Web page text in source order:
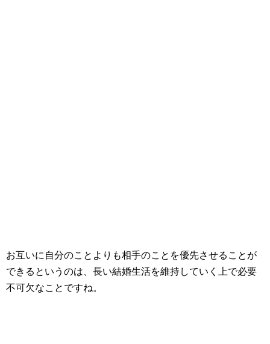
お互いに自分のことよりも相手のことを優先させることが
できるというのは、長い結婚生活を維持していく上で必要
不可欠なことですね。